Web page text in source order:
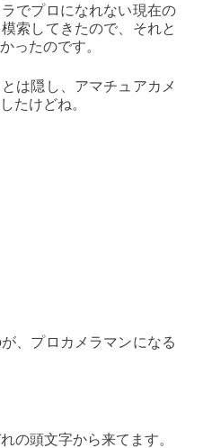
でプロになれない現在の
索してきたので、それと
ったのです。
は隠し、アマチュアカメ
たけどね。
、プロカメラマンになる
の頭文字から来てます。